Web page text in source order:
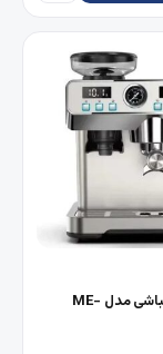
اسپرسوساز مباشی مدل ME-